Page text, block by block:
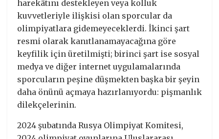
harekâtını destekleyen veya kolluk
kuvvetleriyle ilişkisi olan sporcular da
olimpiyatlara gidemeyeceklerdi. İkinci şart
resmi olarak kanıtlanamayacağına göre
keyfilik için üretilmişti; birinci şart ise sosyal
medya ve diğer internet uygulamalarında
sporcuların peşine düşmekten başka bir şeyin
daha önünü açmaya hazırlanıyordu: pişmanlık
dilekçelerinin.
2024 şubatında Rusya Olimpiyat Komitesi,